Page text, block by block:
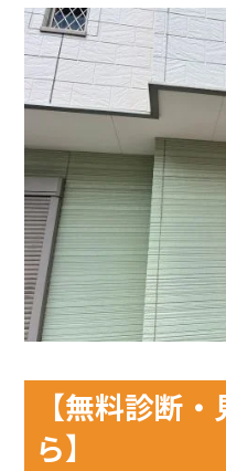
【無料診断
ら】